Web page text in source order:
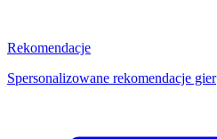
Rekomendacje
Spersonalizowane rekomendacje gier